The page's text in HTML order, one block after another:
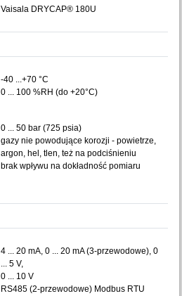
Vaisala DRYCAP® 180U
-40 ...+70 °C
0 ... 100 %RH (do +20°C)
0 ... 50 bar (725 psia)
gazy nie powodujące korozji - powietrze,
argon, hel, tlen, też na podciśnieniu
brak wpływu na dokładność pomiaru
4 ... 20 mA, 0 ... 20 mA (3-przewodowe), 0
... 5 V,
0 ... 10 V
RS485 (2-przewodowe) Modbus RTU